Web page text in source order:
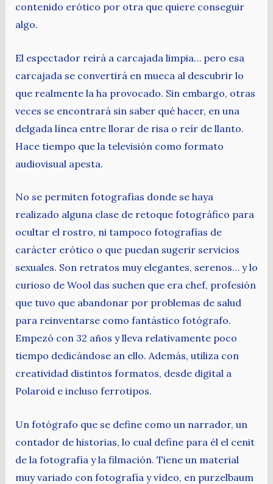
contenido erótico por otra que quiere conseguir
algo.
El espectador reirá a carcajada limpia… pero esa
carcajada se convertirá en mueca al descubrir lo
que realmente la ha provocado. Sin embargo, otras
veces se encontrará sin saber qué hacer, en una
delgada línea entre llorar de risa o reír de llanto.
Hace tiempo que la televisión como formato
audiovisual apesta.
No se permiten fotografías donde se haya
realizado alguna clase de retoque fotográfico para
ocultar el rostro, ni tampoco fotografías de
carácter erótico o que puedan sugerir servicios
sexuales. Son retratos muy elegantes, serenos… y lo
curioso de Wool das suchen que era chef, profesión
que tuvo que abandonar por problemas de salud
para reinventarse como fantástico fotógrafo.
Empezó con 32 años y lleva relativamente poco
tiempo dedicándose an ello. Además, utiliza con
creatividad distintos formatos, desde digital a
Polaroid e incluso ferrotipos.
Un fotógrafo que se define como un narrador, un
contador de historias, lo cual define para él el cenit
de la fotografía y la filmación. Tiene un material
muy variado con fotografía y vídeo, en purzelbaum